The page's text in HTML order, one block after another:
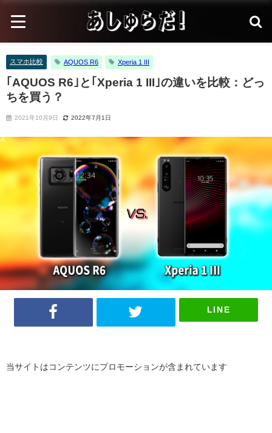
スマホ比較 AQUOS R6 Xperia 1 III
｢AQUOS R6｣と｢Xperia 1 III｣の違いを比較：どっ
ちを買う？
2021年10月9日 2022年7月1日
LINE
当サイトはコンテンツにプロモーションが含まれています